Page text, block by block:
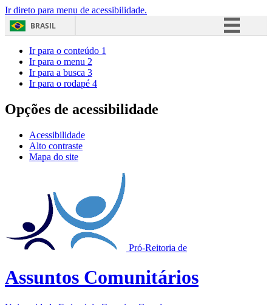
Ir direto para menu de acessibilidade.
BRASIL
Acesso à informação
Ir para o conteúdo 1
Ir para o menu 2
Ir para a busca 3
Ir para o rodapé 4
Opções de acessibilidade
Acessibilidade
Alto contraste
Mapa do site
Pró-Reitoria de
Assuntos Comunitários